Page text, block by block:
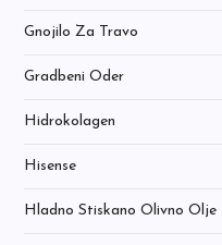
Gnojilo Za Travo
Gradbeni Oder
Hidrokolagen
Hisense
Hladno Stiskano Olivno Olje